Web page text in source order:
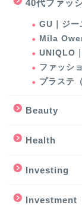
40代ファッ
GU｜ジー
Mila
UNIQLO
ファッシ
プラステ
Beauty
Health
Investing
Investment